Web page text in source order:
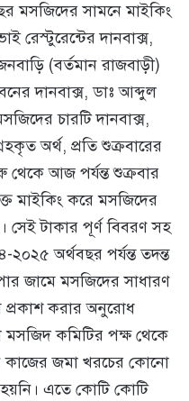
মসজিদের সামনে মাইকিং
রেস্টুরেন্টের দানবাক্স,
(বর্তমান রাজবাড়ী)
দানবাক্স, ডাঃ আব্দুল
চারটি দানবাক্স,
অর্থ, প্রতি শুক্রবারের
থেকে আজ পর্যন্ত শুক্রবার
মাইকিং করে মসজিদের
সেই টাকার পূর্ণ বিবরণ সহ
অর্থবছর পর্যন্ত তদন্ত
জামে মসজিদের সাধারণ
প্রকাশ করার অনুরোধ
মসজিদ কমিটির পক্ষ থেকে
কাজের জমা খরচের কোনো
এতে কোটি কোটি